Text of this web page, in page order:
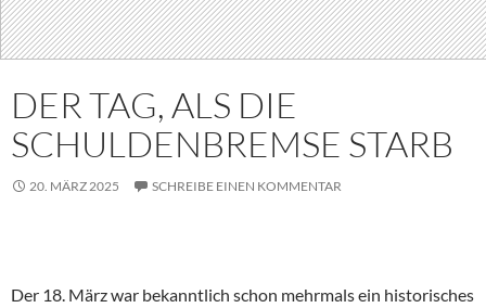
DER TAG, ALS DIE
SCHULDENBREMSE STARB
20. MÄRZ 2025 SCHREIBE EINEN KOMMENTAR
Der 18. März war bekanntlich schon mehrmals ein historisches